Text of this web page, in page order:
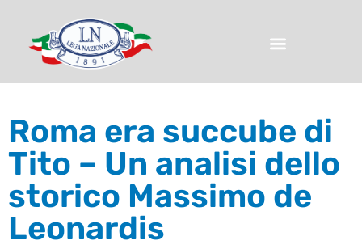
Roma era succube di
Tito – Un analisi dello
storico Massimo de
Leonardis